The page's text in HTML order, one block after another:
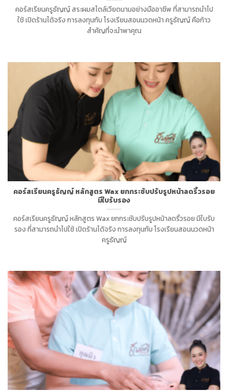
คอร์สเรียนครูธัญญ์ สระผมสไตล์เวียดนามอย่างมืออาชีพ ที่สามารถนำไป
ใช้ เปิดร้านได้จริง การลงทุนกับ โรงเรียนสอนนวดหน้า ครูธัญญ์ คือก้าว
สำคัญที่จะนำพาคุณ
คอร์สเรียนครูธัญญ์ หลักสูตร Wax ยกกระชับปรับรูปหน้าลดริ้วรอย
มีใบรับรอง
คอร์สเรียนครูธัญญ์ หลักสูตร Wax ยกกระชับปรับรูปหน้าลดริ้วรอย มีใบรับ
รอง ที่สามารถนำไปใช้ เปิดร้านได้จริง การลงทุนกับ โรงเรียนสอนนวดหน้า
ครูธัญญ์